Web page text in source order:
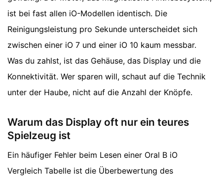
ist bei fast allen iO-Modellen identisch. Die
Reinigungsleistung pro Sekunde unterscheidet sich
zwischen einer iO 7 und einer iO 10 kaum messbar.
Was du zahlst, ist das Gehäuse, das Display und die
Konnektivität. Wer sparen will, schaut auf die Technik
unter der Haube, nicht auf die Anzahl der Knöpfe.
Warum das Display oft nur ein teures
Spielzeug ist
Ein häufiger Fehler beim Lesen einer Oral B iO
Vergleich Tabelle ist die Überbewertung des